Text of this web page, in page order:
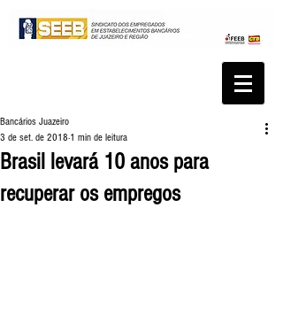
Brasil levará 10 anos para
recuperar os empregos
Bancários Juazeiro
3 de set. de 2018 1 min de leitura